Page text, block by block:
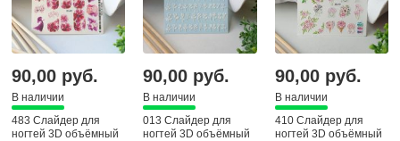
90,00 руб.
В наличии
483 Слайдер для
ногтей 3D объёмный
90,00 руб.
В наличии
013 Слайдер для
ногтей 3D объёмный
90,00 руб.
В наличии
410 Слайдер для
ногтей 3D объёмный